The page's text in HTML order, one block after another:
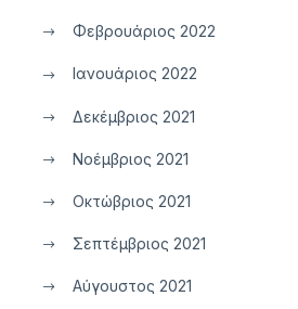
Φεβρουάριος 2022
Ιανουάριος 2022
Δεκέμβριος 2021
Νοέμβριος 2021
Οκτώβριος 2021
Σεπτέμβριος 2021
Αύγουστος 2021